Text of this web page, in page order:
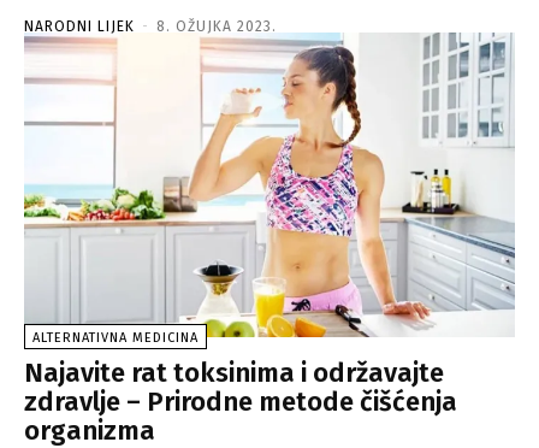
NARODNI LIJEK - 8. OŽUJKA 2023.
ALTERNATIVNA MEDICINA
Najavite rat toksinima i održavajte
zdravlje – Prirodne metode čišćenja
organizma